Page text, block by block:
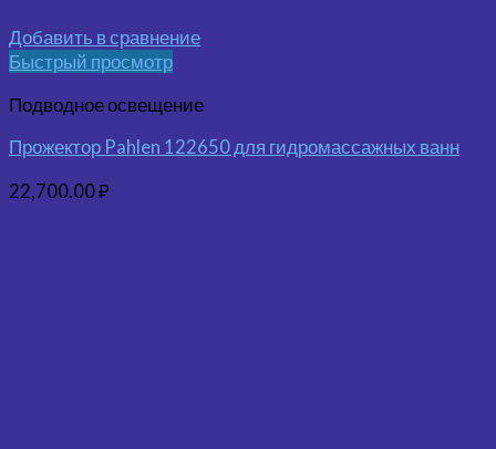
Добавить в сравнение
Быстрый просмотр
Подводное освещение
Прожектор Pahlen 122650 для гидромассажных ванн
22,700.00₽